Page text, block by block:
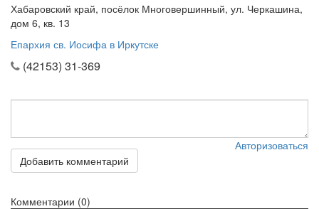
Вход
Хабаровский край, посёлок Многовершинный, ул. Черкашина,
дом 6, кв. 13
Епархия св. Иосифа в Иркутске
(42153) 31-369
Авторизоваться
Добавить комментарий
Комментарии (0)